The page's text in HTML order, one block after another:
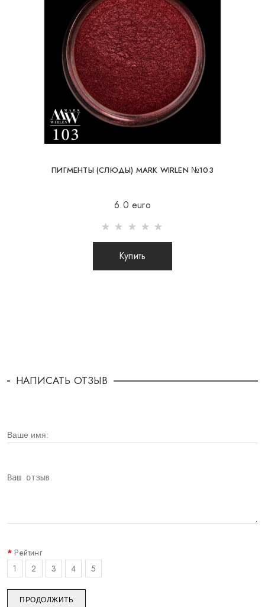
ПИГМЕНТЫ (СЛЮДЫ) MARK WIRLEN №103
6.0 euro
Купить
НАПИСАТЬ ОТЗЫВ
Рейтинг
1
2 3 4 5
ПРОДОЛЖИТЬ